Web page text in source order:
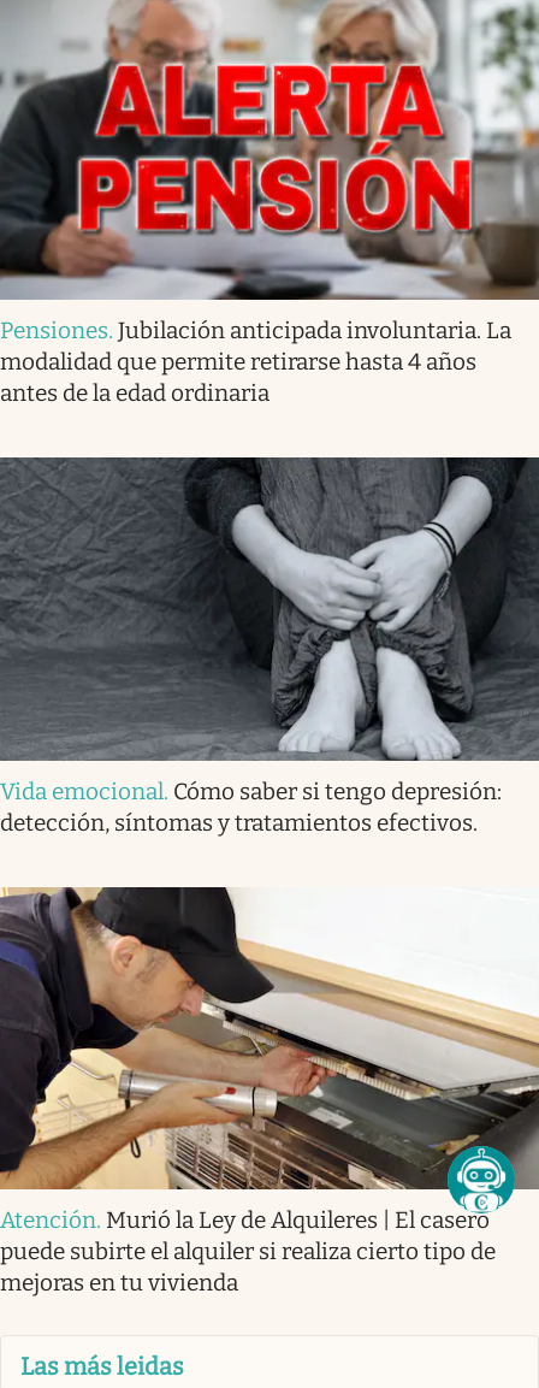
Pensiones. Jubilación anticipada involuntaria. La
modalidad que permite retirarse hasta 4 años
antes de la edad ordinaria
Vida emocional. Cómo saber si tengo depresión:
detección, síntomas y tratamientos efectivos.
Atención. Murió la Ley de Alquileres | El casero
puede subirte el alquiler si realiza cierto tipo de
mejoras en tu vivienda
Las más leidas